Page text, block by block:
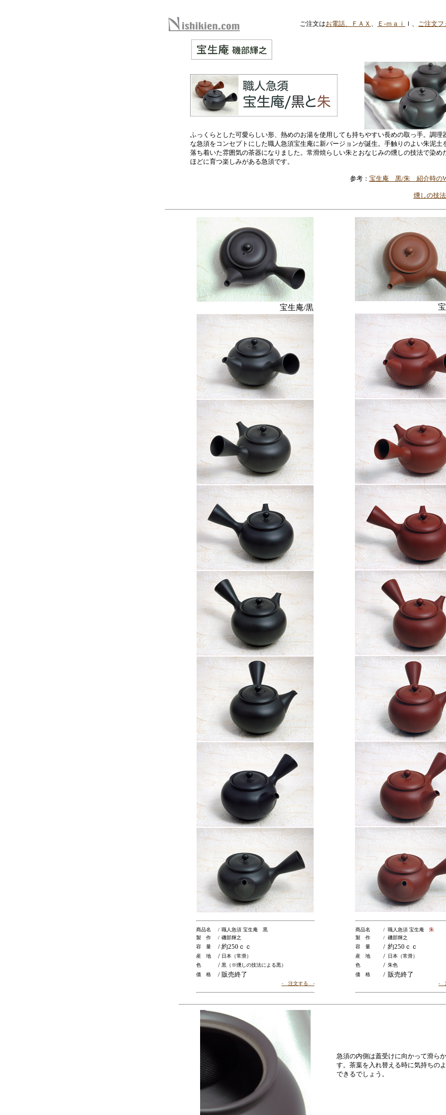
ご注文はお電話、ＦＡＸ 、 Ｅ-ｍａｉ ｌ、 ご注文フ
ふっくらとした可愛らしい形、熱めのお湯を使用しても持ちやすい長めの取っ手。調理
な急須をコンセプトにした職人急須宝生庵に新バージョンが誕生。手触りのよい朱泥土
落ち着いた雰囲気の茶器になりました。常滑焼らしい朱とおなじみの燻しの技法で染め
ほどに育つ楽しみがある急須です。
参考： 宝生庵 黒/朱 紹介時の
燻しの技
宝生庵/黒
商品名 / 職人急須 宝生庵 黒
製 作
/ 磯部輝之
容 量
/ 約250ｃｃ
産 地 / 日本（常滑）
色
/ 黒（※燻しの技法による黒）
価 格
/ 販売終了
- 注文する -
商品名 / 職人急須 宝生庵 朱
製 作
/ 磯部輝之
容 量
/ 約250ｃｃ
産 地 / 日本（常滑）
色
/ 朱色
価 格
/ 販売終了
-
急須の内側は蓋受けに向かって滑ら
す。茶葉を入れ替える時に気持ちの
できるでしょう。